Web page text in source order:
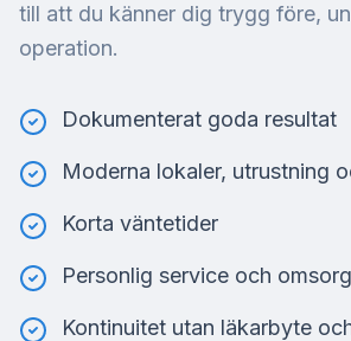
till att du känner dig trygg före,
operation.
Dokumenterat goda resultat
Moderna lokaler, utrustning
Korta väntetider
Personlig service och omsorg
Kontinuitet utan läkarbyte